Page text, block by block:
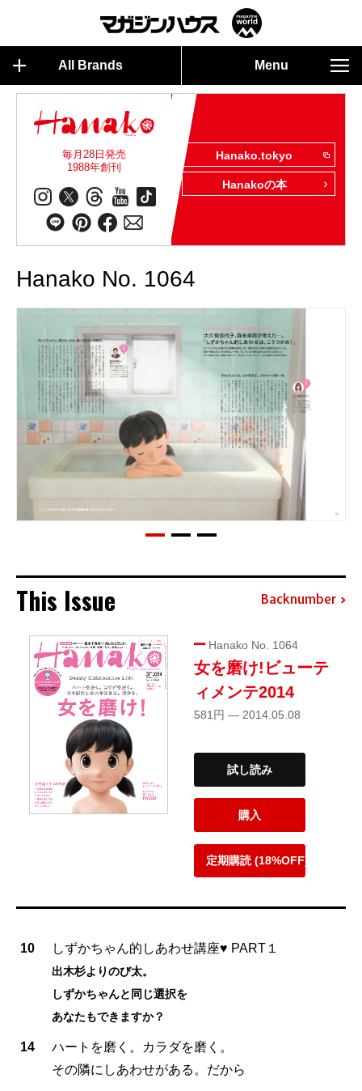
All Brands Menu
毎月28日発売
1988年創刊
Hanako.tokyo
Hanakoの本
Hanako No. 1064
This Issue Backnumber
Hanako No. 1064
女を磨け!ビューテ
ィメンテ2014
581円 — 2014.05.08
試し読み
購入
定期購読 (18%OFF)
10 しずかちゃん的しあわせ講座♥ PART１
出木杉よりのび太。
しずかちゃんと同じ選択を
あなたもできますか？
14
ハートを磨く。カラダを磨く。
その隣にしあわせがある。だから